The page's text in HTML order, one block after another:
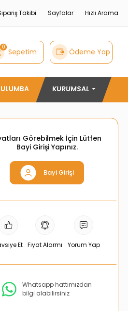
Takibi Sayfalar Hızlı Arama
0 Sepetim Ödeme Yap
KURUMSAL
Görebilmek İçin Lütfen
Bayi Girişi Yapınız.
Bayi Girişi
Et Fiyat Alarmı Yorum Yap
Whatsapp hattımızdan
bilgi alabilirsiniz